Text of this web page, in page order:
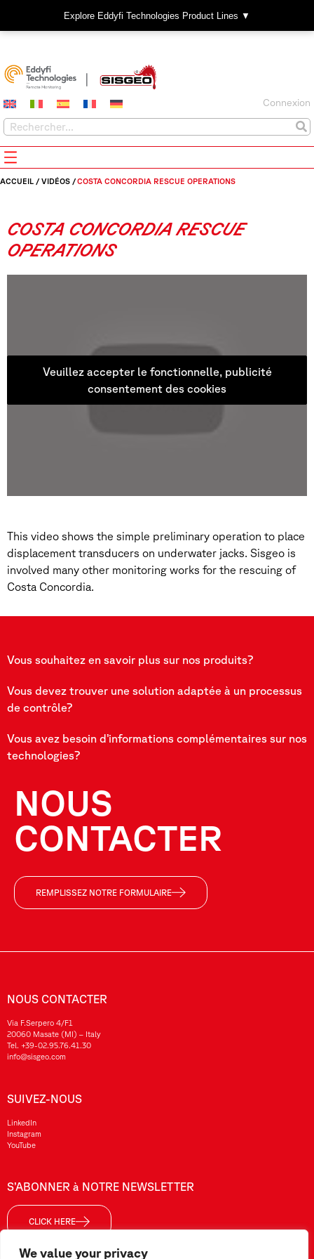
We value your privacy
Explore Eddyfi Technologies Product Lines ▼
Connexion
ACCUEIL / VIDÉOS /COSTA CONCORDIA RESCUE OPERATIONS
COSTA CONCORDIA RESCUE
OPERATIONS
Veuillez accepter le fonctionnelle, publicité
consentement des cookies
This video shows the simple preliminary operation to place
displacement transducers on underwater jacks. Sisgeo is
involved many other monitoring works for the rescuing of
Costa Concordia.
Vous souhaitez en savoir plus sur nos produits?
Vous devez trouver une solution adaptée à un processus
de contrôle?
Vous avez besoin d’informations complémentaires sur nos
technologies?
NOUS
CONTACTER
REMPLISSEZ NOTRE FORMULAIRE
NOUS CONTACTER
Via F.Serpero 4/F1
20060 Masate (MI) – Italy
Tel. +39-02.95.76.41.30
info@sisgeo.com
SUIVEZ-NOUS
LinkedIn
Instagram
YouTube
S’ABONNER à NOTRE NEWSLETTER
CLICK HERE